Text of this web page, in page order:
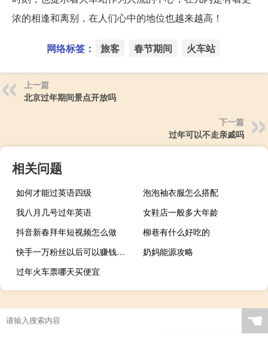
浓的相逢和离别，在人们心中的地位也越来越高！
网络标签： 旅客 春节期间 火车站
上一篇
北京过年期间景点开放吗
下一篇
过年可以不走亲戚吗
相关问题
如何才能过英语四级
泡泡袖衣服怎么搭配
我八月几号过年英语
女鞋店一般多大年龄
抖音新春拜年短视频怎么做
柳巷有什么好吃的
快手一万粉丝以后可以赚钱吗QQ免费刷说说赞网(快手一万粉丝以上能挣钱吗)
奶妈能源攻略
过年火车票哪天买便宜
☚